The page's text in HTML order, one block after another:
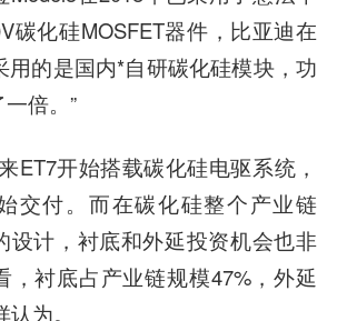
碳化硅MOSFET器件，比亚迪在
用的是国内*自研碳化硅模块，功
倍。”
ET7开始搭载碳化硅电驱系统，
交付。而在碳化硅整个产业链
设计，衬底和外延投资机会也非
，衬底占产业链规模47%，外延
为。